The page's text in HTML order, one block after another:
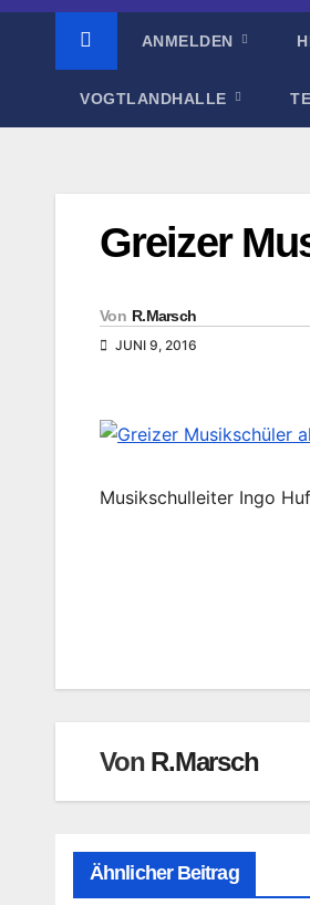
ANMELDEN
VOGTLANDHALLE
Greizer
Von R.Marsch
JUNI 9, 2016
Musikschulleiter Ingo
Von R.Marsch
Ähnlicher Beitrag